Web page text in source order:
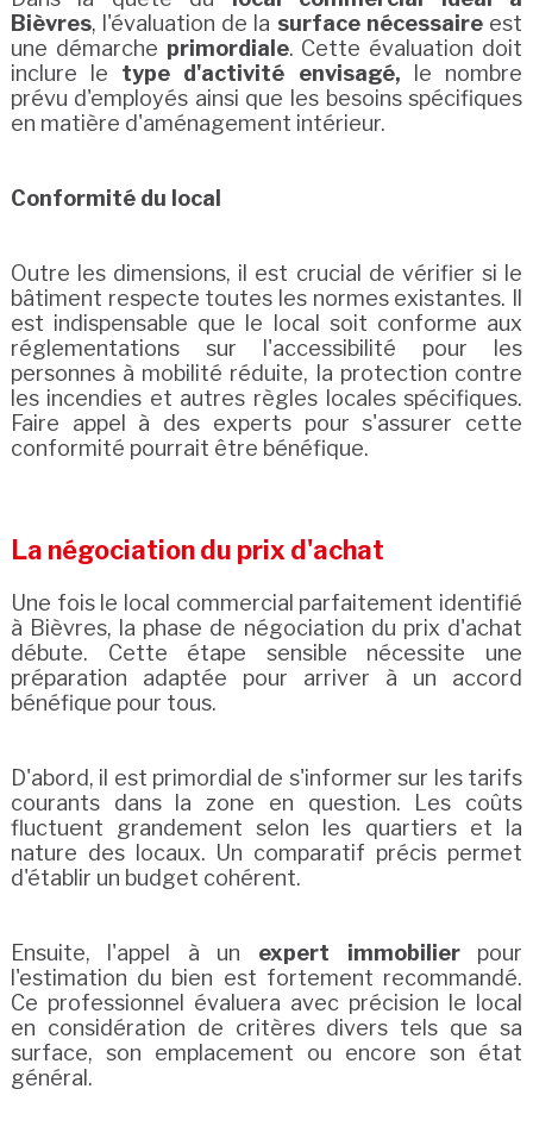
Bièvres, l'évaluation de la surface nécessaireest
une démarche primordiale. Cette évaluation doit
inclure le type d'activité envisagé, le nombre
prévu d'employés ainsi que les besoins spécifiques
en matière d'aménagement intérieur.
Conformité du local
Outre les dimensions, il est crucial de vérifier si le
bâtiment respecte toutes les normes existantes. Il
est indispensable que le local soit conforme aux
réglementations sur l'accessibilité pour les
personnes à mobilité réduite, la protection contre
les incendies et autres règles locales spécifiques.
Faire appel à des experts pour s'assurer cette
conformité pourrait être bénéfique.
La négociation du prix d'achat
Une fois le local commercial parfaitement identifié
à Bièvres, la phase de négociation du prix d'achat
débute. Cette étape sensible nécessite une
préparation adaptée pour arriver à un accord
bénéfique pour tous.
D'abord, il est primordial de s'informer sur les tarifs
courants dans la zone en question. Les coûts
fluctuent grandement selon les quartiers et la
nature des locaux. Un comparatif précis permet
d'établir un budget cohérent.
Ensuite, l'appel à un expert immobilierpour
l'estimation du bien est fortement recommandé.
Ce professionnel évaluera avec précision le local
en considération de critères divers tels que sa
surface, son emplacement ou encore son état
général.